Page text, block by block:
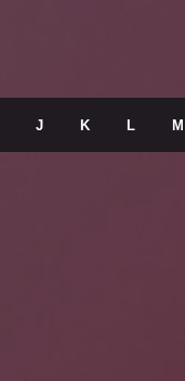
J K L M